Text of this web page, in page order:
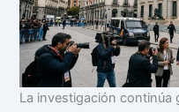
La investigación continúa